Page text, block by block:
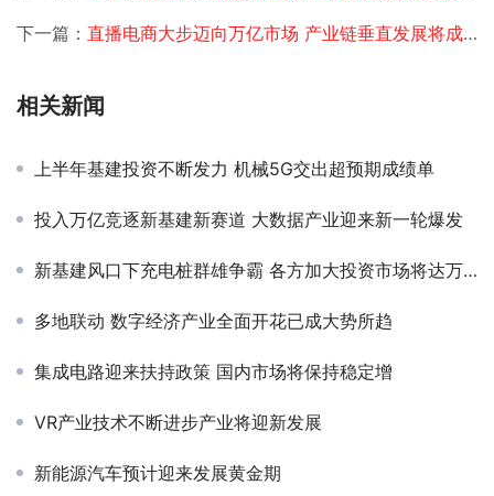
下一篇： 直播电商大步迈向万亿市场 产业链垂直发展将成发展主方向
相关新闻
上半年基建投资不断发力 机械5G交出超预期成绩单
投入万亿竞逐新基建新赛道 大数据产业迎来新一轮爆发
新基建风口下充电桩群雄争霸 各方加大投资市场将达万亿级
多地联动 数字经济产业全面开花已成大势所趋
集成电路迎来扶持政策 国内市场将保持稳定增
VR产业技术不断进步产业将迎新发展
新能源汽车预计迎来发展黄金期